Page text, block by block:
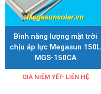
Bình năng lượng mặt trời
chịu áp lực Megasun 150L
MGS-150CA
GIÁ NIÊM YẾT- LIÊN HỆ